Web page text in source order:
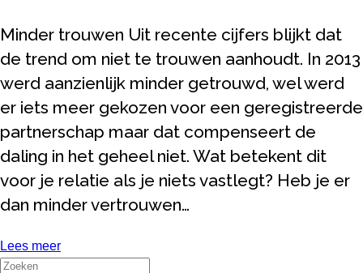
Minder trouwen Uit recente cijfers blijkt dat
de trend om niet te trouwen aanhoudt. In 2013
werd aanzienlijk minder getrouwd, wel werd
er iets meer gekozen voor een geregistreerde
partnerschap maar dat compenseert de
daling in het geheel niet. Wat betekent dit
voor je relatie als je niets vastlegt? Heb je er
dan minder vertrouwen…
Lees meer